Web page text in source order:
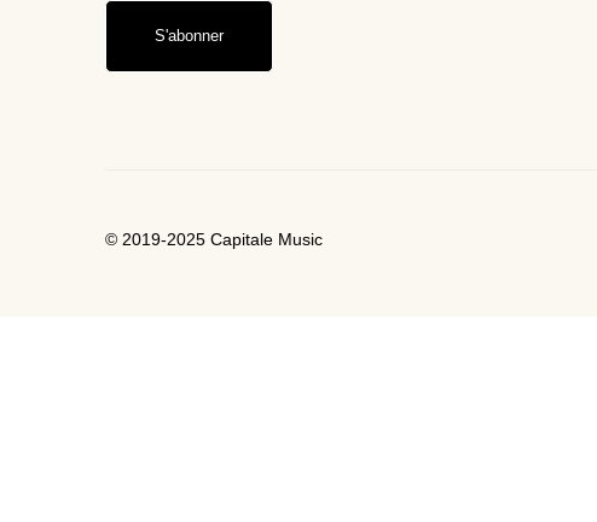
S'abonner
© 2019-2025 Capitale Music